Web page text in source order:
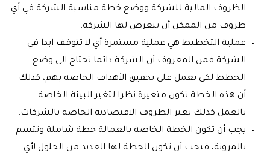
الظروف المالية للشركة ووضع خطة مناسبة الشركة في أي
ظروف من الممكن أن تتعرض لها الشركة.
عملية التخطيط هي عملية مستمرة أي لا تتوقف ابدا في
الشركة فمن المعروف أن الشركة دائما تحتاج الى وضع
الخطط لكي تعمل على تحقيق الأهداف الخاصة بهم، كذلك
أن هذه الخطة تكون متغيرة نظرا لتغير البيئة الخاصة
بالعمل كذلك تغير الظروف الاقتصادية الخاصة بالشركات.
يجب أن تكون الخطة الخاصة بالعمالة خطة شاملة وتتسم
بالمرونة، فيجب أن تكون الخطة لها العديد من الحلول لأي